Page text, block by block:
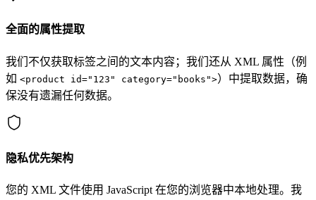
全面的属性提取
我们不仅获取标签之间的文本内容；我们还从 XML 属性（例
如 <product id="123" category="books">）中提取数据，确
保没有遗漏任何数据。
隐私优先架构
您的 XML 文件使用 JavaScript 在您的浏览器中本地处理。我